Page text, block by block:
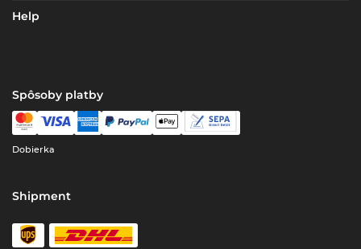
Help
Spôsoby platby
Dobierka
Shipment